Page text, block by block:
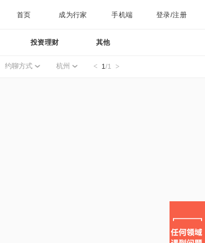
首页 成为行家 手机端 登录/注册
投资理财 其他
约聊方式 杭州 1/1